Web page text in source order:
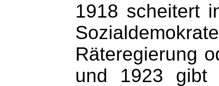
1918 scheitert
Räteregierung
und 1923 gibt